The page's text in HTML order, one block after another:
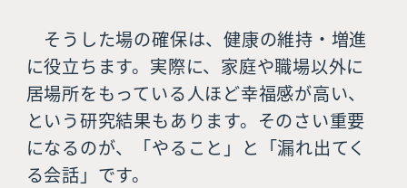
そうした場の確保は、健康の維持・増進
に役立ちます。実際に、家庭や職場以外に
居場所をもっている人ほど幸福感が高い、
という研究結果もあります。そのさい重要
になるのが、「やること」と「漏れ出てく
る会話」です。